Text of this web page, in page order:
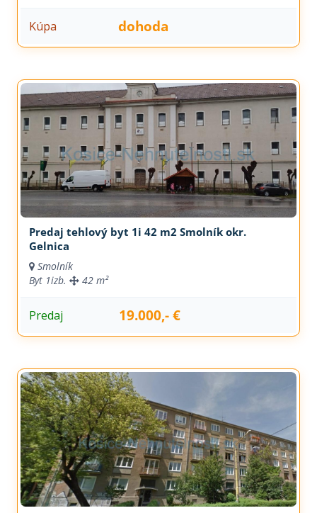
Kúpa dohoda
Predaj tehlový byt 1i 42 m2 Smolník okr.
Gelnica
Smolník
Byt 1izb. 42 m²
Predaj 19.000,- €